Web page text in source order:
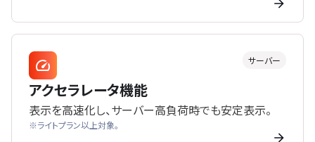
サーバー
アクセラレータ機能
表示を高速化し、サーバー高負荷時でも安定表示。
※ライトプラン以上対象。